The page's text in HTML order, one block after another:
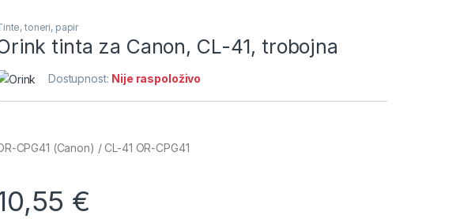
toneri, papir
tinta za Canon, CL-41, trobojna
Dostupnost: Nije raspoloživo
CPG41 (Canon) / CL-41 OR-CPG41
€